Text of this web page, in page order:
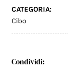
CATEGORIA:
Cibo
Condividi: